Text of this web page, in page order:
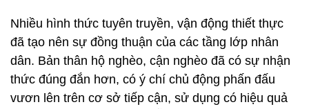
Nhiều hình thức tuyên truyền, vận động thiết thực
đã tạo nên sự đồng thuận của các tầng lớp nhân
dân. Bản thân hộ nghèo, cận nghèo đã có sự nhận
thức đúng đắn hơn, có ý chí chủ động phấn đấu
vươn lên trên cơ sở tiếp cận, sử dụng có hiệu quả